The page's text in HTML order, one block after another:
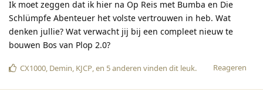
Ik moet zeggen dat ik hier na Op Reis met Bumba en Die
Schlümpfe Abenteuer het volste vertrouwen in heb. Wat
denken jullie? Wat verwacht jij bij een compleet nieuw te
bouwen Bos van Plop 2.0?
Reageren
CX1000, Demin, KJCP, en 5anderen vinden dit leuk.